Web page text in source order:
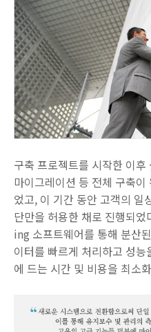
구축 프로젝트를 시작한 이
마이그레이션 등 전체 구축
었고, 이 기간 동안 고객의 일
단만을 허용한 채로 진행되
ing 소프트웨어를 통해 분산
이터를 빠르게 처리하고 성
에 드는 시간 및 비용을 최소